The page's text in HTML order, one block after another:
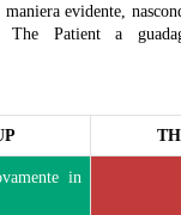
evidente,
The Patient a
in